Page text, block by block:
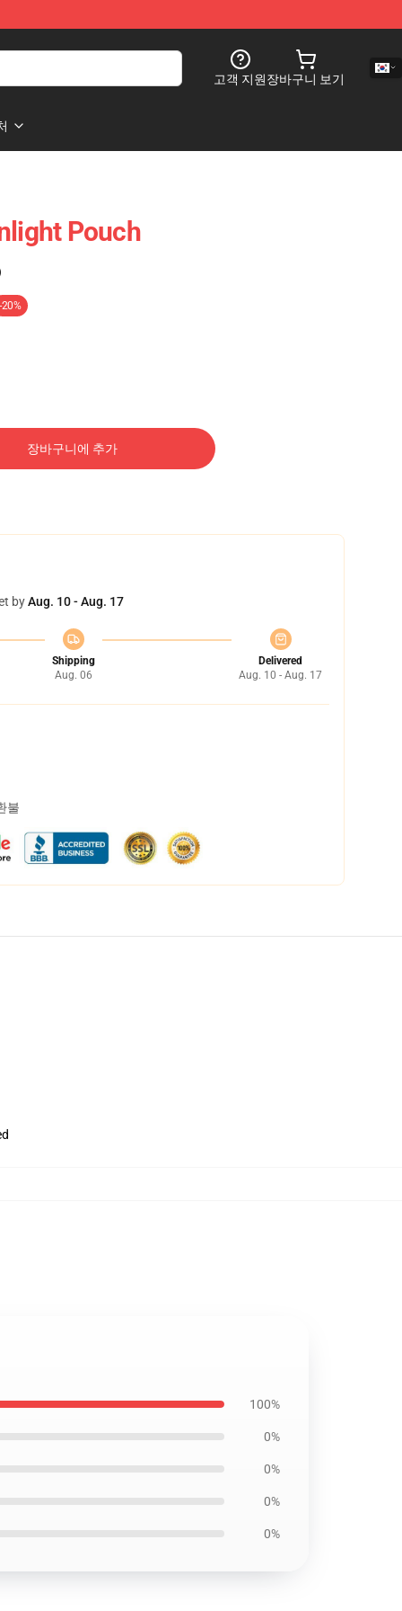
고객 지원장바구니 보기
Pouch
-20%
장바구니에 추가
byAug. 10 - Aug. 17
Shipping
Aug. 06
Delivered
Aug. 10 - Aug. 17
불
100%
0%
0%
0%
0%